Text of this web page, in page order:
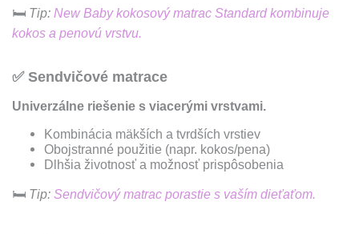
🛏 Tip: New Baby kokosový matrac Standard kombinuje
kokos a penovú vrstvu.
✅Sendvičové matrace
Univerzálne riešenie s viacerými vrstvami.
Kombinácia mäkších a tvrdších vrstiev
Obojstranné použitie (napr. kokos/pena)
Dlhšia životnosť a možnosť prispôsobenia
🛏 Tip: Sendvičový matrac porastie s vaším dieťaťom.